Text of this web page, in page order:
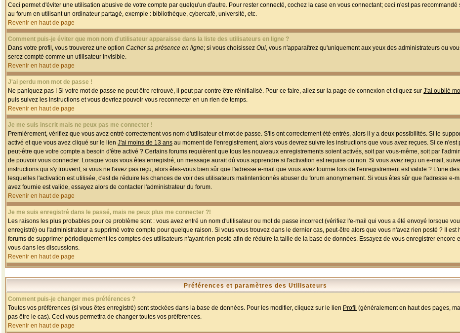
Ceci permet d'éviter une utilisation abusive de votre compte par quelqu'un d'autre. Pour rester connecté, cochez la case en vous connectant; ceci n'est pas recommandé
au forum en utilisant un ordinateur partagé, exemple : bibliothèque, cybercafé, université, etc.
Revenir en haut de page
Comment puis-je éviter que mon nom d'utilisateur apparaisse dans la liste des utilisateurs en ligne ?
Dans votre profil, vous trouverez une option Cacher sa présence en ligne; si vous choisissez Oui, vous n'apparaîtrez qu'uniquement aux yeux des administrateurs ou
serez compté comme un utilisateur invisible.
Revenir en haut de page
J'ai perdu mon mot de passe !
Ne paniquez pas ! Si votre mot de passe ne peut être retrouvé, il peut par contre être réinitialisé. Pour ce faire, allez sur la page de connexion et cliquez sur J'ai oublié
puis suivez les instructions et vous devriez pouvoir vous reconnecter en un rien de temps.
Revenir en haut de page
Je me suis inscrit mais ne peux pas me connecter !
Premièrement, vérifiez que vous avez entré correctement vos nom d'utilisateur et mot de passe. S'ils ont correctement été entrés, alors il y a deux possibilités. Si le
activé et que vous avez cliqué sur le lien J'ai moins de 13 ans au moment de l'enregistrement, alors vous devrez suivre les instructions que vous avez reçues. Si ce n'est
peut-être que votre compte a besoin d'être activé ? Certains forums requièrent que tous les nouveaux enregistrements soient activés, soit par vous-même, soit par
de pouvoir vous connecter. Lorsque vous vous êtes enregistré, un message aurait dû vous apprendre si l'activation est requise ou non. Si vous avez reçu un e-mail,
instructions qui s'y trouvent; si vous ne l'avez pas reçu, alors êtes-vous bien sûr que l'adresse e-mail que vous avez fournie lors de l'enregistrement est valide ? L'une
lesquelles l'activation est utilisée, c'est de réduire les chances de voir des utilisateurs malintentionnés abuser du forum anonymement. Si vous êtes sûr que l'adresse e-
avez fournie est valide, essayez alors de contacter l'administrateur du forum.
Revenir en haut de page
Je me suis enregistré dans le passé, mais ne peux plus me connecter ?!
Les raisons les plus probables pour ce problème sont : vous avez entré un nom d'utilisateur ou mot de passe incorrect (vérifiez l'e-mail qui vous a été envoyé lorsque
enregistré) ou l'administrateur a supprimé votre compte pour quelque raison. Si vous vous trouvez dans le dernier cas, peut-être alors que vous n'avez rien posté ? Il est
forums de supprimer périodiquement les comptes des utilisateurs n'ayant rien posté afin de réduire la taille de la base de données. Essayez de vous enregistrer encore
vous dans les discussions.
Revenir en haut de page
Préférences et paramètres des Utilisateurs
Comment puis-je changer mes préférences ?
Toutes vos préférences (si vous êtes enregistré) sont stockées dans la base de données. Pour les modifier, cliquez sur le lien Profil (généralement en haut des pages,
pas être le cas). Ceci vous permettra de changer toutes vos préférences.
Revenir en haut de page